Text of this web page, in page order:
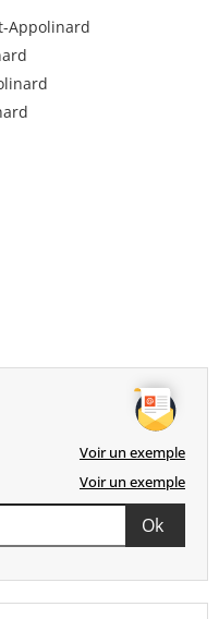
Appolinard
Voir un exemple
Voir un exemple